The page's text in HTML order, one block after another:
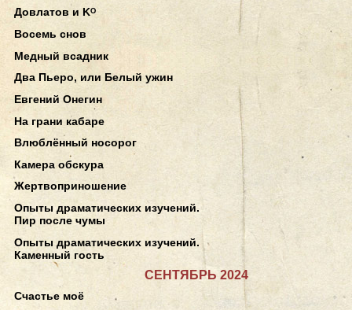
Довлатов и Kᴼ
Восемь снов
Медный всадник
Два Пьеро, или Белый ужин
Евгений Онегин
На грани кабаре
Влюблённый носорог
Камера обскура
Жертвоприношение
Опыты драматических изучений.
Пир после чумы
Опыты драматических изучений.
Каменный гость
СЕНТЯБРЬ 2024
Счастье моё